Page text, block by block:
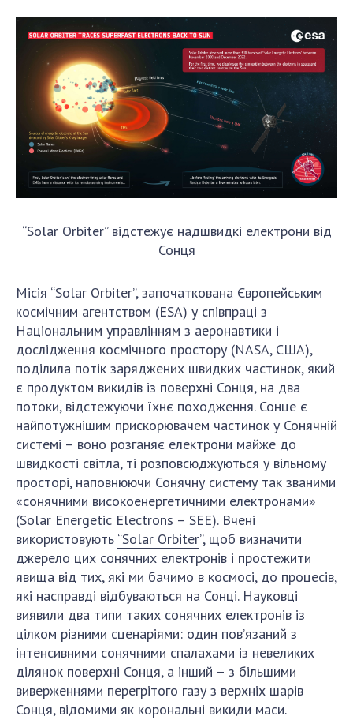
Конкурси наукових досліджень НАН України
Відкрита наука в НАН України
Підготовка наукових кадрів
Робота з молоддю
МІЖНАРОДНЕ СПІВРОБІТНИЦТВО
Членство в міжнародних організаціях
Міжнародні програми та конкурси
Нормативні акти НАН України
Державний бюджет НАН України
Вибори до складу НАН України
Бланки документів
НОВИНИ
ЗАСІДАННЯ ПРЕЗИДІЇ НАН УКРАЇНИ
НАУКОВІ ВИДАННЯ
МЕДІА ПРО НАС
АКАДЕМІЯ КОМЕНТУЄ
КОНТАКТИ
ПРОФСПІЛКА НАН УКРАЇНИ
КАБІНЕТ
“Solar Orbiter” відстежує надшвидкі електрони від
Сонця
Місія “Solar Orbiter”, започаткована Європейським
космічним агентством (ESA) у співпраці з
Національним управлінням з аеронавтики і
дослідження космічного простору (NASA, США),
поділила потік заряджених швидких частинок, який
є продуктом викидів із поверхні Сонця, на два
потоки, відстежуючи їхнє походження. Сонце є
найпотужнішим прискорювачем частинок у Сонячній
системі – воно розганяє електрони майже до
швидкості світла, ті розповсюджуються у вільному
просторі, наповнюючи Сонячну систему так званими
«сонячними високоенергетичними електронами»
(Solar Energetic Electrons – SEE). Вчені
використовують “Solar Orbiter”, щоб визначити
джерело цих сонячних електронів і простежити
явища від тих, які ми бачимо в космосі, до процесів,
які насправді відбуваються на Сонці. Науковці
виявили два типи таких сонячних електронів із
цілком різними сценаріями: один пов’язаний з
інтенсивними сонячними спалахами із невеликих
ділянок поверхні Сонця, а інший – з більшими
виверженнями перегрітого газу з верхніх шарів
Сонця, відомими як корональні викиди маси.